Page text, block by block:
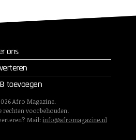
ons
toevoegen
Afro Magazine.
rechten voorbehouden.
Mail: info@afromagazine.nl